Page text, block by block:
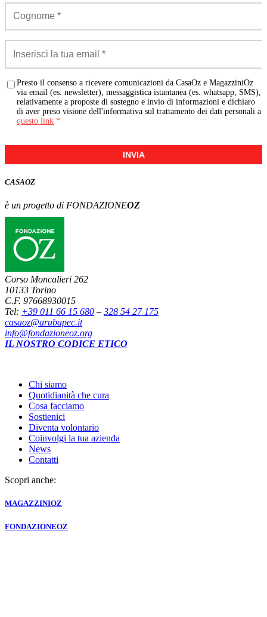
Presto il consenso a ricevere comunicazioni da CasaOz e MagazziniOz
via email (es. newsletter), messaggistica istantanea (es. whatsapp, SMS),
relativamente a proposte di sostegno e invio di informazioni e dichiaro
di aver preso visione dell'informativa sul trattamento dei dati personali a
questo link *
INVIA
CASAOZ
è un progetto di FONDAZIONEOZ
Corso Moncalieri 262
10133 Torino
C.F. 97668930015
Tel: +39 011 66 15 680 – 328 54 27 175
casaoz@arubapec.it
info@fondazioneoz.org
IL NOSTRO CODICE ETICO
Chi siamo
Quotidianità che cura
Cosa facciamo
Sostienici
Diventa volontario
Coinvolgi la tua azienda
News
Contatti
Scopri anche:
MAGAZZINIOZ
FONDAZIONEOZ